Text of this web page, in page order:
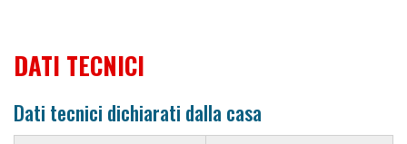
DATI TECNICI
Dati tecnici dichiarati dalla casa